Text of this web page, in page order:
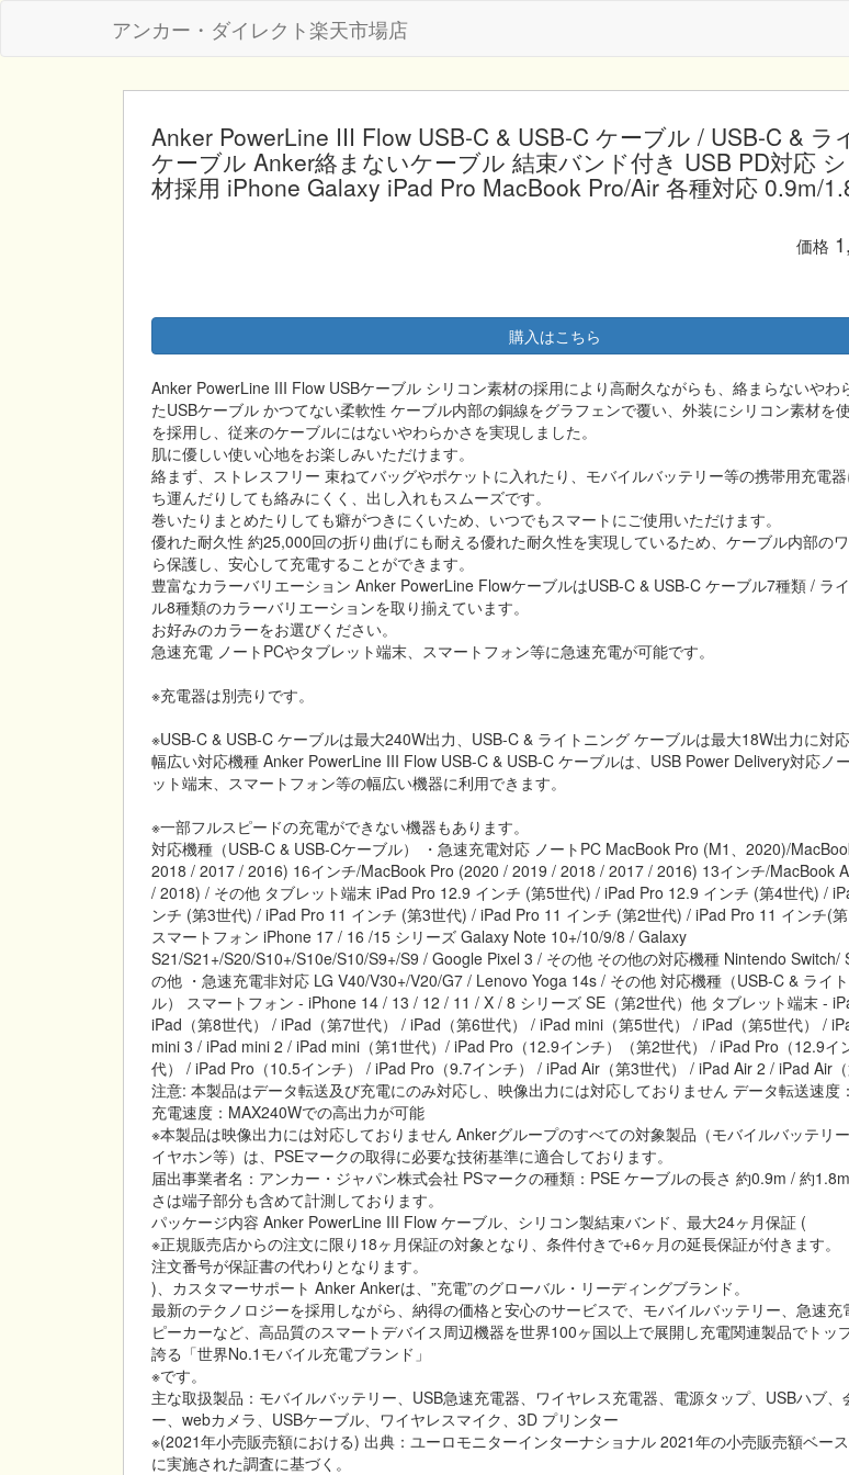
アンカー・ダイレクト楽天市場店
Anker PowerLine III Flow USB-C & USB-C ケーブル / USB-C & ラ
ケーブル Anker絡まないケーブル 結束バンド付き USB PD対応
材採用 iPhone Galaxy iPad Pro MacBook Pro/Air 各種対応 0.9m/
価格
購入はこちら
Anker PowerLine III Flow USBケーブル シリコン素材の採用により高耐久ながらも、絡まらないやわ
たUSBケーブル かつてない柔軟性 ケーブル内部の銅線をグラフェンで覆い、外装にシリコン素材を
を採用し、従来のケーブルにはないやわらかさを実現しました。
肌に優しい使い心地をお楽しみいただけます。
絡まず、ストレスフリー 束ねてバッグやポケットに入れたり、モバイルバッテリー等の携帯用充電
ち運んだりしても絡みにくく、出し入れもスムーズです。
巻いたりまとめたりしても癖がつきにくいため、いつでもスマートにご使用いただけます。
優れた耐久性 約25,000回の折り曲げにも耐える優れた耐久性を実現しているため、ケーブル内部の
ら保護し、安心して充電することができます。
豊富なカラーバリエーション Anker PowerLine FlowケーブルはUSB-C & USB-C ケーブル7種類 / ラ
ル8種類のカラーバリエーションを取り揃えています。
お好みのカラーをお選びください。
急速充電 ノートPCやタブレット端末、スマートフォン等に急速充電が可能です。
※充電器は別売りです。
※USB-C & USB-C ケーブルは最大240W出力、USB-C & ライトニング ケーブルは最大18W出力に対応
幅広い対応機種 Anker PowerLine III Flow USB-C & USB-C ケーブルは、USB Power Delivery対応ノ
ット端末、スマートフォン等の幅広い機器に利用できます。
※一部フルスピードの充電ができない機器もあります。
対応機種（USB-C & USB-Cケーブル） ・急速充電対応 ノートPC MacBook Pro (M1、2020)/
2018 / 2017 / 2016) 16インチ/MacBook Pro (2020 / 2019 / 2018 / 2017 / 2016) 13インチ/MacBook
/ 2018) / その他 タブレット端末 iPad Pro 12.9 インチ (第5世代) / iPad Pro 12.9 インチ (第4世代) /
ンチ (第3世代) / iPad Pro 11 インチ (第3世代) / iPad Pro 11 インチ (第2世代) / iPad Pro 11 インチ(
スマートフォン iPhone 17 / 16 /15 シリーズ Galaxy Note 10+/10/9/8 / Galaxy
S21/S21+/S20/S10+/S10e/S10/S9+/S9 / Google Pixel 3 / その他 その他の対応機種 Nintendo Switch/
の他 ・急速充電非対応 LG V40/V30+/V20/G7 / Lenovo Yoga 14s / その他 対応機種（USB-C & ライ
ル） スマートフォン - iPhone 14 / 13 / 12 / 11 / X / 8 シリーズ SE（第2世代）他 タブレット端末 -
iPad（第8世代） / iPad（第7世代） / iPad（第6世代） / iPad mini（第5世代） / iPad（第5世代） /
mini 3 / iPad mini 2 / iPad mini（第1世代）/ iPad Pro（12.9インチ）（第2世代） / iPad Pro（12.9イ
代） / iPad Pro（10.5インチ） / iPad Pro（9.7インチ） / iPad Air（第3世代） / iPad Air 2 / iPad Air
注意: 本製品はデータ転送及び充電にのみ対応し、映像出力には対応しておりません データ転送速度
充電速度：MAX240Wでの高出力が可能
※本製品は映像出力には対応しておりません Ankerグループのすべての対象製品（モバイルバッテリ
イヤホン等）は、PSEマークの取得に必要な技術基準に適合しております。
届出事業者名：アンカー・ジャパン株式会社 PSマークの種類：PSE ケーブルの長さ 約0.9m / 約
さは端子部分も含めて計測しております。
パッケージ内容 Anker PowerLine III Flow ケーブル、シリコン製結束バンド、最大24ヶ月保証 (
※正規販売店からの注文に限り18ヶ月保証の対象となり、条件付きで+6ヶ月の延長保証が付きます。
注文番号が保証書の代わりとなります。
)、カスタマーサポート Anker Ankerは、”充電”のグローバル・リーディングブランド。
最新のテクノロジーを採用しながら、納得の価格と安心のサービスで、モバイルバッテリー、急速充
ピーカーなど、高品質のスマートデバイス周辺機器を世界100ヶ国以上で展開し充電関連製品でトッ
誇る「世界No.1モバイル充電ブランド」
※です。
主な取扱製品：モバイルバッテリー、USB急速充電器、ワイヤレス充電器、電源タップ、USBハブ、
ー、webカメラ、USBケーブル、ワイヤレスマイク、3D プリンター
※(2021年小売販売額における) 出典：ユーロモニターインターナショナル 2021年の小売販売額ベー
に実施された調査に基づく。